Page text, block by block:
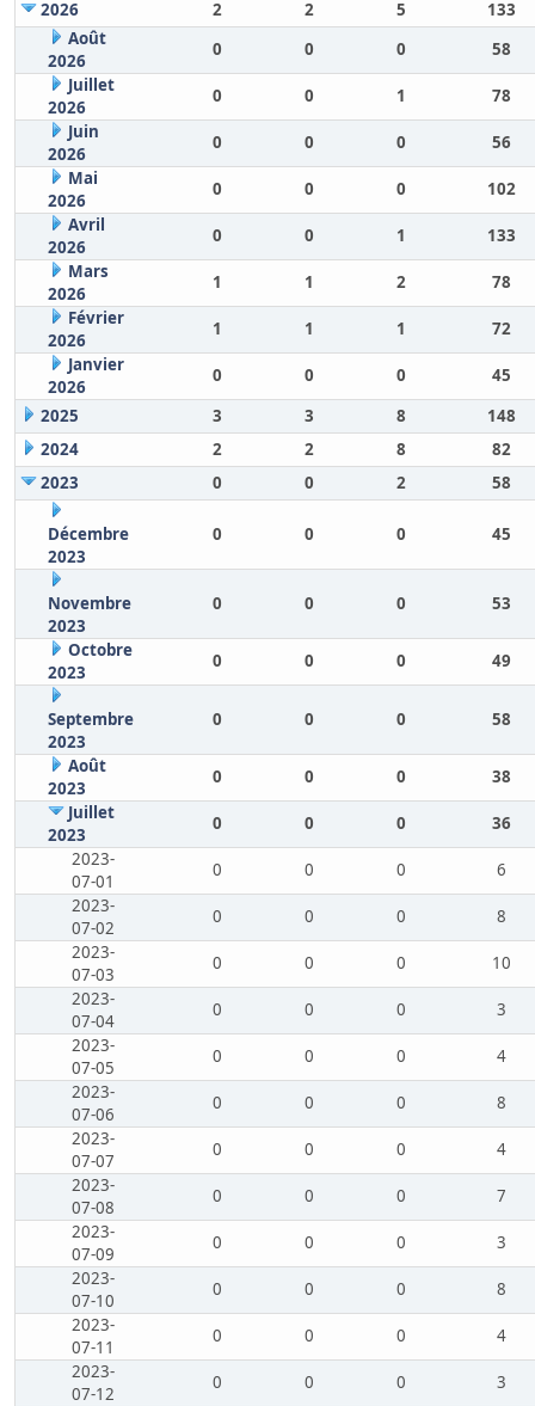
2026 2 2 5
133
Août
2026
0 0 0
58
Juillet
2026
0 0 1
78
Juin
2026
0 0 0
56
Mai
2026
0 0 0
102
Avril
2026
0 0 1
133
Mars
2026
1 1 2
78
Février
2026
1 1 1
72
Janvier
2026
0 0 0
45
2025
3 3 8
148
2024
2 2 8
82
2023
0 0 2 58
Décembre
2023
0 0 0 45
Novembre
2023
0 0 0 53
Octobre
2023
0 0 0 49
Septembre
2023
0 0 0 58
Août
2023
0 0 0
38
Juillet
2023
0 0 0
36
2023-
07-01
0 0 0
6
2023-
07-02
0 0 0
8
2023-
07-03
0 0 0
10
2023-
07-04
0 0 0
3
2023-
07-05
0 0 0
4
2023-
07-06
0 0 0
8
2023-
07-07
0 0 0
4
2023-
07-08
0 0 0
7
2023-
07-09
0 0 0
3
2023-
07-10
0 0 0
8
2023-
07-11
0 0 0
4
2023-
07-12
0 0 0
3